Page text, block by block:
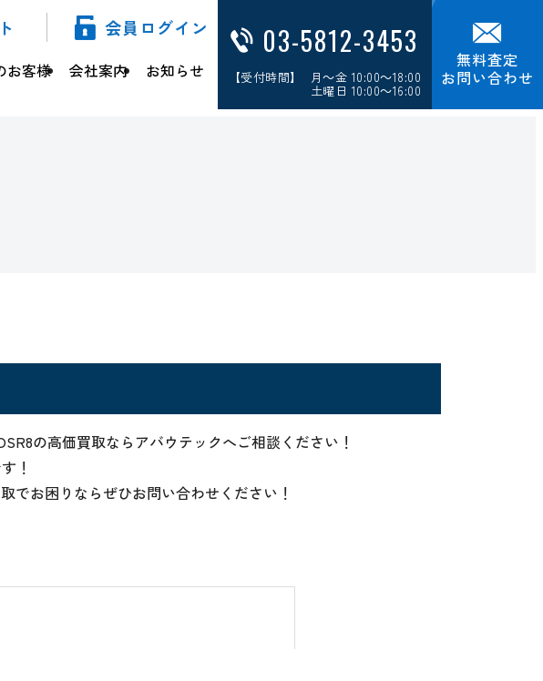
会員ログイン
お客様 会社案内 お知らせ
03-5812-3453
【受付時間】 月～金 10:00～18:00
土曜日 10:00～16:00
無料査定
お問い合わせ
の高価買取ならアバウテックへご相談ください！
！
でお困りならぜひお問い合わせください！